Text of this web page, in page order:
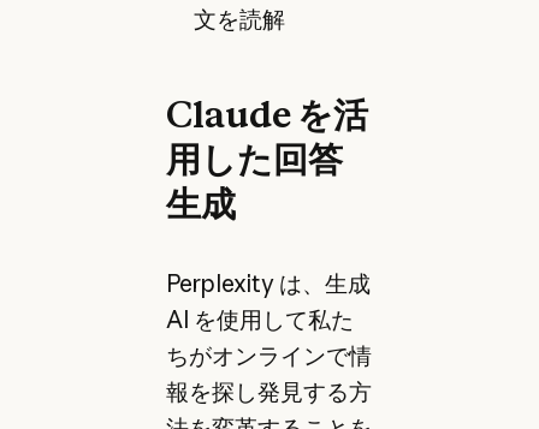
文を読解
Claude を活
用した回答
生成
Perplexity は、生成
AI を使用して私た
ちがオンラインで情
報を探し発見する方